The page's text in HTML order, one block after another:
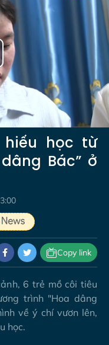
học từ
Bác” ở
Copy link
6 trẻ mồ côi tiêu
trình "Hoa dâng
về ý chí vươn lên,
học.